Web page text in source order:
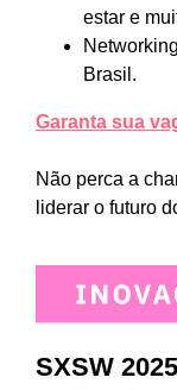
estar e
Brasil.
Garanta sua
Não perca a
liderar o futuro
SXSW